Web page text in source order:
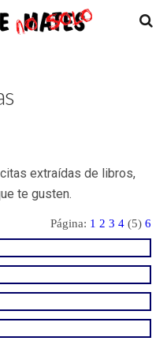
extraídas de libros,
te gusten.
Página: 1 2 3 4 (5) 6